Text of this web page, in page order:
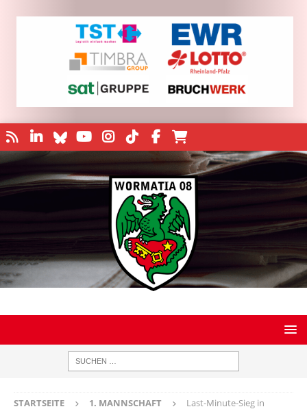
STARTSEITE 1. MANNSCHAFT
Last-Minute-Sieg in